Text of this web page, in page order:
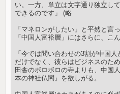
い。一方、単立は文字通り独立し
できるのです」 (略
「マネロンがしたい」と平然と言
「中国人富裕層」にはさらに、こ
「今では問い合わせの3割が中国
だけでなく、彼らはビジネスのた
田舎のボロボロの寺よりも、中国
本の神社仏閣』を欲しがる。